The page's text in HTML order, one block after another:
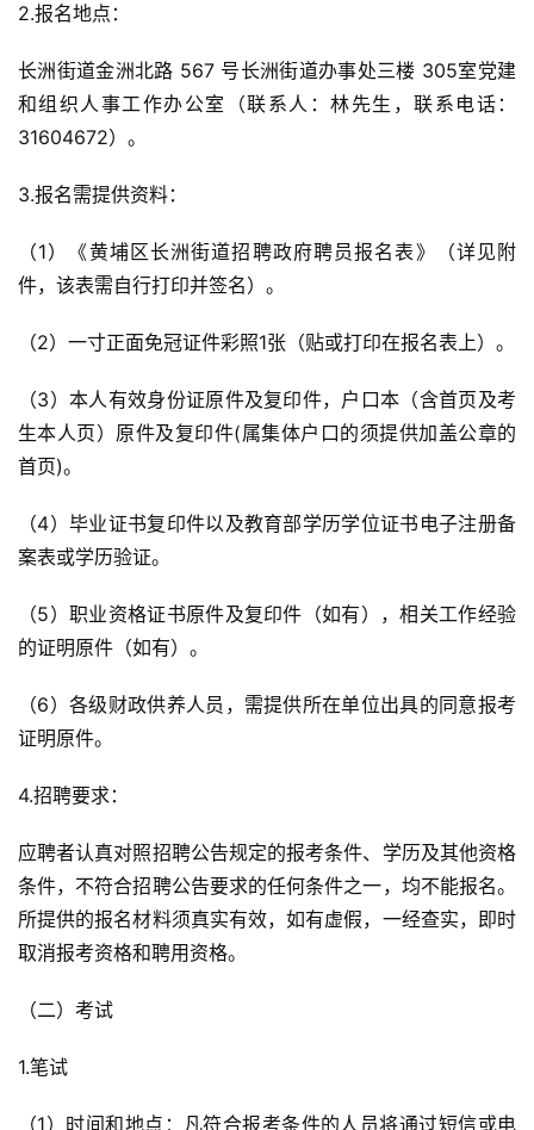
2.报名地点：
长洲街道金洲北路 567 号长洲街道办事处三楼 305室党建
和组织人事工作办公室（联系人：林先生，联系电话：
31604672）。
3.报名需提供资料：
（1）《黄埔区长洲街道招聘政府聘员报名表》（详见附
件，该表需自行打印并签名）。
（2）一寸正面免冠证件彩照1张（贴或打印在报名表上）。
（3）本人有效身份证原件及复印件，户口本（含首页及考
生本人页）原件及复印件(属集体户口的须提供加盖公章的
首页)。
（4）毕业证书复印件以及教育部学历学位证书电子注册备
案表或学历验证。
（5）职业资格证书原件及复印件（如有），相关工作经验
的证明原件（如有）。
（6）各级财政供养人员，需提供所在单位出具的同意报考
证明原件。
4.招聘要求：
应聘者认真对照招聘公告规定的报考条件、学历及其他资格
条件，不符合招聘公告要求的任何条件之一，均不能报名。
所提供的报名材料须真实有效，如有虚假，一经查实，即时
取消报考资格和聘用资格。
（二）考试
1.笔试
（1）时间和地点：凡符合报考条件的人员将通过短信或电